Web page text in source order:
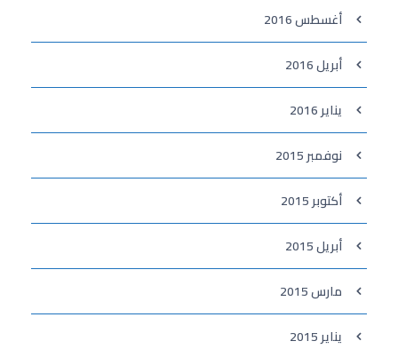
أغسطس 2016
أبريل 2016
يناير 2016
نوفمبر 2015
أكتوبر 2015
أبريل 2015
مارس 2015
يناير 2015